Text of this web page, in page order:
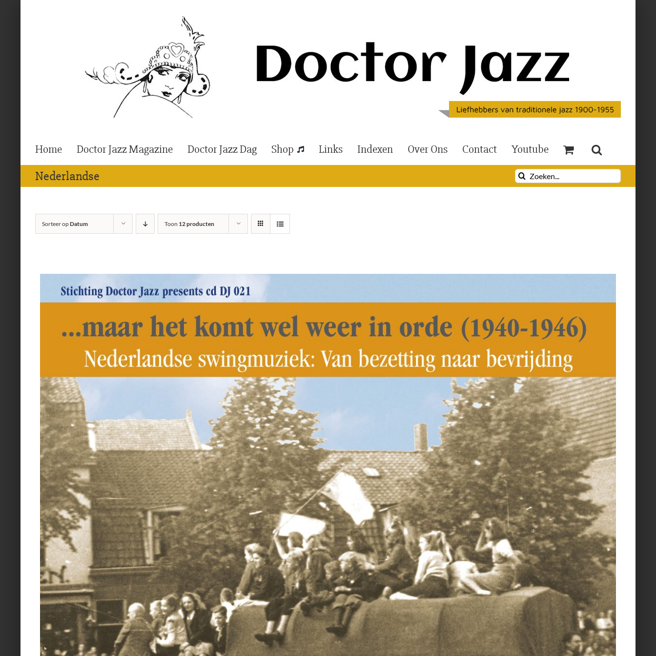
Home Doctor Jazz Magazine Doctor Jazz Dag Shop Links Indexen Over Ons Contact Youtube
Nederlandse
Zoeken
naar:
Sorteer opDatum Toon 12 producten